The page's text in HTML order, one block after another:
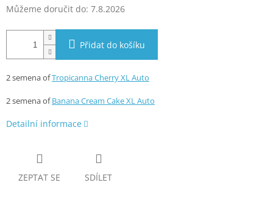
Můžeme doručit do: 7.8.2026
Přidat do košíku
2 semena ofTropicanna Cherry XL Auto
2 semena ofBanana Cream Cake XL Auto
Detailní informace
ZEPTAT SE SDÍLET